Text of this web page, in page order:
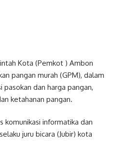
Kota (Pemkot ) Ambon
pangan murah (GPM), dalam
pasokan dan harga pangan,
ketahanan pangan.
komunikasi informatika dan
juru bicara (Jubir) kota